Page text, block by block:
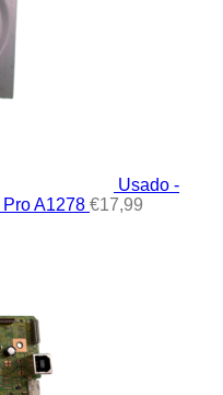
Usado -
A1278 €17,99